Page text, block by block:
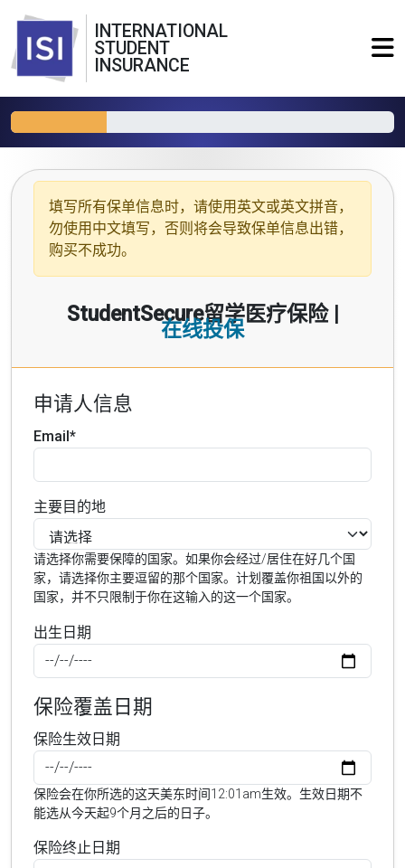
INTERNATIONAL
STUDENT
INSURANCE
填写所有保单信息时，请使用 英文或英文拼音，
勿使用中文填写，否则将会导致保单信息出错，
购买不成功。
StudentSecure留学医疗保险 |
在线投保
申请人信息
Email*
主要目的地
请选择你需要保障的国家。如果你会经过/居住在好几个国
家，请选择你主要逗留的那个国家。计划覆盖你祖国以外的
国家，并不只限制于你在这输入的这一个国家。
出生日期
保险覆盖日期
保险生效日期
保险会在你所选的这天美东时间12:01am生效。生效日期不
能选从今天起9个月之后的日子。
保险终止日期